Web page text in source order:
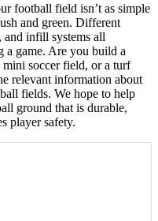
football field isn’t as simple
and green. Different
and infill systems all
a game. Are you build a
mini soccer field, or a turf
relevant information about
fields. We hope to help
ground that is durable,
player safety.